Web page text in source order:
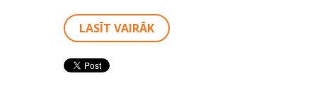
LASĪT VAIRĀK